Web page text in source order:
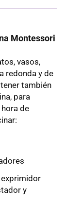
Montessori
vasos,
redonda y de
también
para
hora de
y